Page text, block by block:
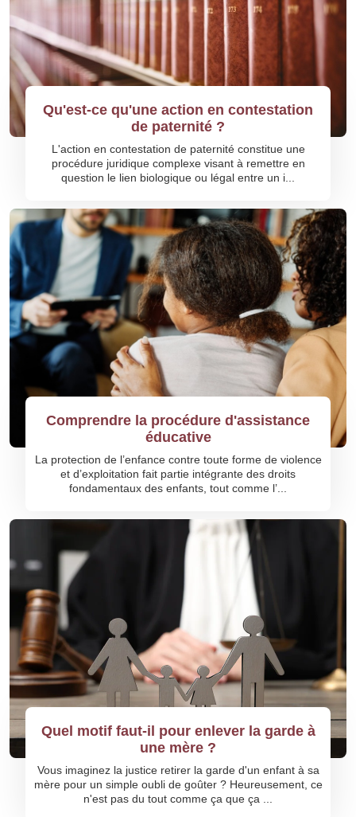
Qu'est-ce qu'une action en contestation
de paternité ?
L'action en contestation de paternité constitue une
procédure juridique complexe visant à remettre en
question le lien biologique ou légal entre un i...
Comprendre la procédure d'assistance
éducative
La protection de l’enfance contre toute forme de violence
et d’exploitation fait partie intégrante des droits
fondamentaux des enfants, tout comme l’...
Quel motif faut-il pour enlever la garde à
une mère ?
Vous imaginez la justice retirer la garde d'un enfant à sa
mère pour un simple oubli de goûter ? Heureusement, ce
n'est pas du tout comme ça que ça ...